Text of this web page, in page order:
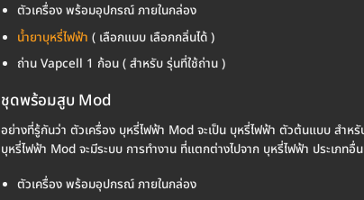
ตัวเครื่อง พร้อมอุปกรณ์ ภายในกล่อง
น้ำยาบุหรี่ไฟฟ้า ( เลือกแบบ เลือกกลิ่นได้ )
ถ่าน Vapcell 1 ก้อน ( สำหรับ รุ่นที่ใช้ถ่าน )
ชุดพร้อมสูบ Mod
อย่างที่รู้กันว่า ตัวเครื่อง บุหรี่ไฟฟ้า Mod จะเป็น บุหรี่ไฟฟ้า ตัวต้นแบบ สำห
บุหรี่ไฟฟ้า Mod จะมีระบบ การทำงาน ที่แตกต่างไปจาก บุหรี่ไฟฟ้า ประเภ
ตัวเครื่อง พร้อมอุปกรณ์ ภายในกล่อง